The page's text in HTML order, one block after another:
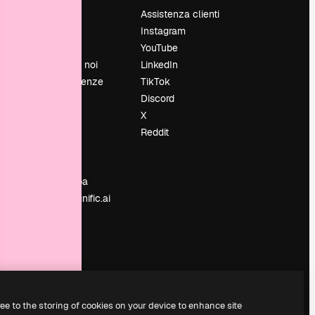
Lavora con noi
Cerca tendenze
Sala stampa
Cerchi magnific.ai
Assistenza clienti
Instagram
YouTube
LinkedIn
TikTok
Discord
X
Reddit
to the storing of cookies on your device to enhance site